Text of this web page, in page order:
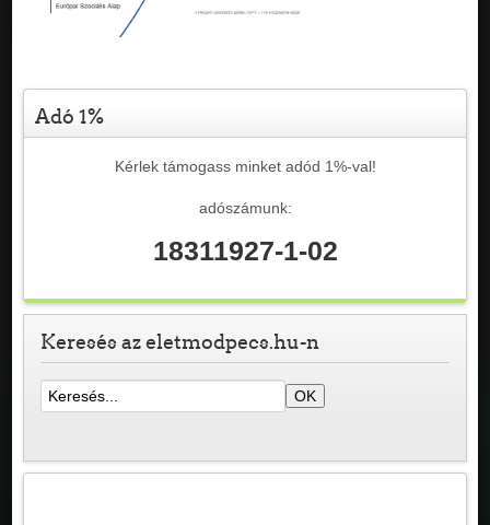
Adó 1%
Kérlek támogass minket adód 1%-val!
adószámunk:
18311927-1-02
Keresés az eletmodpecs.hu-n